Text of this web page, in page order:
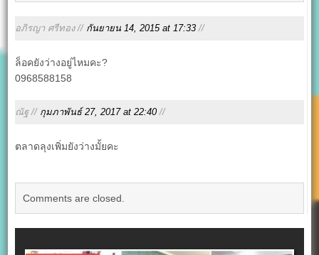
อภิรญา ศรีทอง // กันยายน 14, 2015 at 17:33 //
ล็อคยังว่างอยู่ไหมคะ?
0968588158
ณัฐ // กุมภาพันธ์ 27, 2017 at 22:40//
ตลาดลุงเพิ่มยังว่างมั้ยคะ
Comments are closed.